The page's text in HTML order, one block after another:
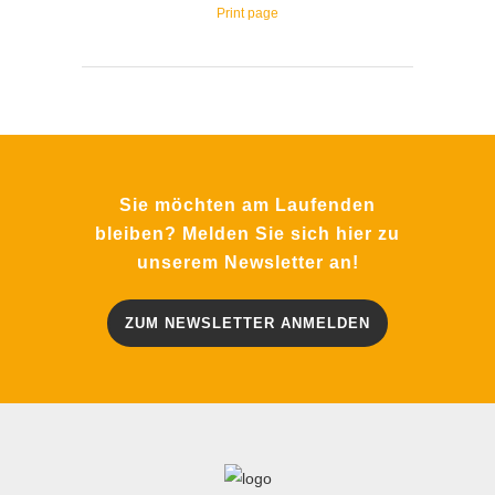
Print page
Sie möchten am Laufenden
bleiben? Melden Sie sich hier zu
unserem Newsletter an!
ZUM NEWSLETTER ANMELDEN